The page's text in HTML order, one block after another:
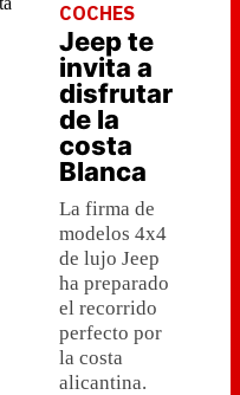
COCHES
Jeep te
invita a
disfrutar
de la
costa
Blanca
La firma de
modelos 4x4
de lujo Jeep
ha preparado
el recorrido
perfecto por
la costa
alicantina.